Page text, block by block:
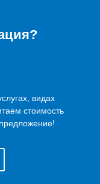
видах
стоимость